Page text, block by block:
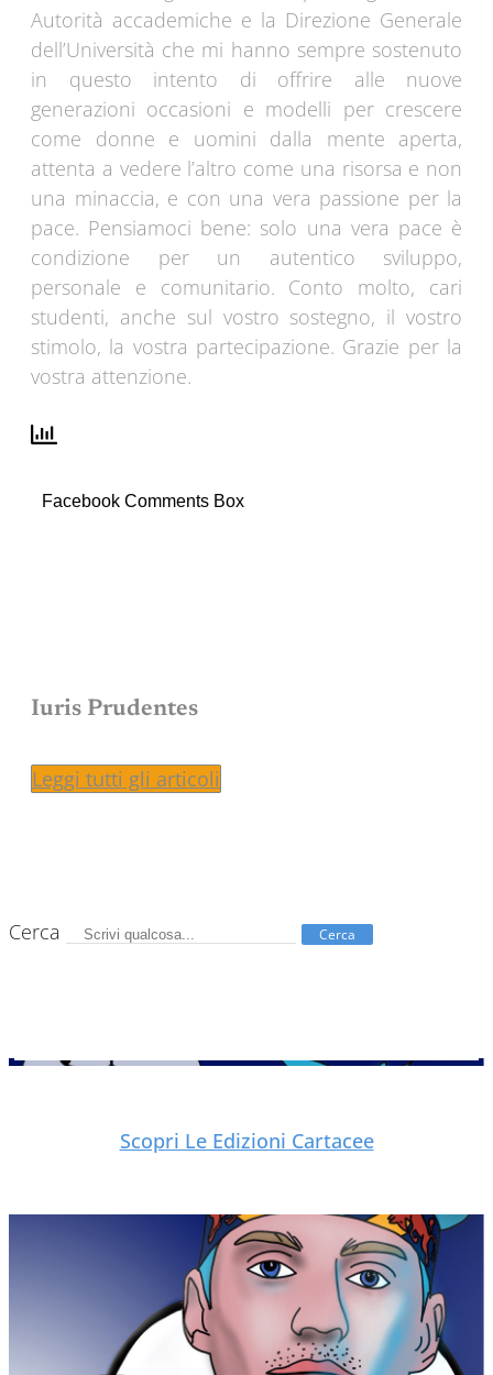
Autorità accademiche e la Direzione Generale
dell’Università che mi hanno sempre sostenuto
in questo intento di offrire alle nuove
generazioni occasioni e modelli per crescere
come donne e uomini dalla mente aperta,
attenta a vedere l’altro come una risorsa e non
una minaccia, e con una vera passione per la
pace. Pensiamoci bene: solo una vera pace è
condizione per un autentico sviluppo,
personale e comunitario. Conto molto, cari
studenti, anche sul vostro sostegno, il vostro
stimolo, la vostra partecipazione. Grazie per la
vostra attenzione.
Facebook Comments Box
Iuris Prudentes
Leggi tutti gli articoli
Cerca Cerca
Scopri Le Edizioni Cartacee